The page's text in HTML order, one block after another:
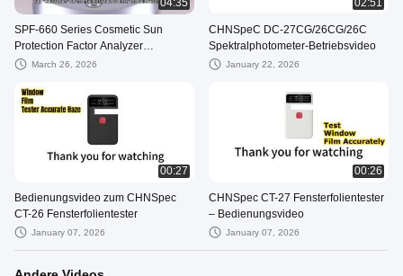
04:35
SPF-660 Series Cosmetic Sun
Protection Factor Analyzer
Operation Video
March 26, 2026
02:51
CHNSpeC DC-27CG/26CG/26C
Spektralphotometer-Betriebsvideo
January 22, 2026
00:27
Bedienungsvideo zum CHNSpec
CT-26 Fensterfolientester
January 07, 2026
00:26
CHNSpec CT-27 Fensterfolientester
– Bedienungsvideo
January 07, 2026